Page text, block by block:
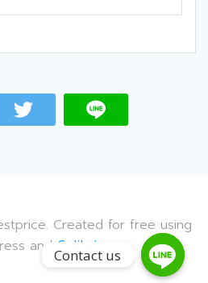
Created for free using
and Colibri
Contact us